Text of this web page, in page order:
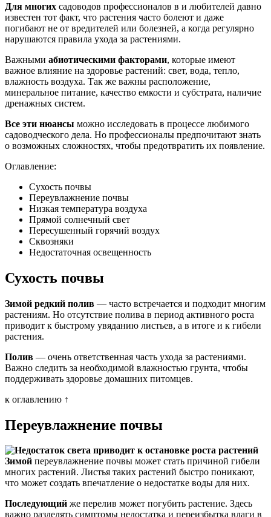
Для многих садоводов профессионалов в и любителей давно
известен тот факт, что растения часто болеют и даже
погибают не от вредителей или болезней, а когда регулярно
нарушаются правила ухода за растениями.
Важными абиотическими факторами, которые имеют
важное влияние на здоровье растений: свет, вода, тепло,
влажность воздуха. Так же важны расположение,
минеральное питание, качество емкости и субстрата, наличие
дренажных систем.
Все эти нюансы можно исследовать в процессе любимого
садоводческого дела. Но профессионалы предпочитают знать
о возможных сложностях, чтобы предотвратить их появление.
Оглавление:
Сухость почвы
Переувлажнение почвы
Низкая температура воздуха
Прямой солнечный свет
Пересушенный горячий воздух
Сквозняки
Недостаточная освещенность
Сухость почвы
Зимой редкий полив — часто встречается и подходит многим
растениям. Но отсутствие полива в период активного роста
приводит к быстрому увяданию листьев, а в итоге и к гибели
растения.
Полив — очень ответственная часть ухода за растениями.
Важно следить за необходимой влажностью грунта, чтобы
поддерживать здоровье домашних питомцев.
к оглавлению ↑
Переувлажнение почвы
Зимой переувлажнение почвы может стать причиной гибели
многих растений. Листья таких растений быстро поникают,
что может создать впечатление о недостатке воды для них.
Последующий же перелив может погубить растение. Здесь
важно разделять симптомы недостатка и переизбытка влаги в